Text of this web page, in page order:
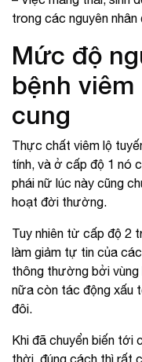
trong các nguyên
Mức độ
bệnh
cung
Thực chất viêm lộ
tính, và ở cấp độ 1 nó
phái nữ lúc này cũng
hoạt đời thường.
Tuy nhiên từ cấp độ 2
làm giảm tự tin của
thông thường bởi
nữa còn tác động xấu
đôi.
Khi đã chuyển biến tới
thời, đúng cách thì rất